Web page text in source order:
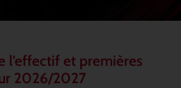
l’effectif et premières
2026/2027